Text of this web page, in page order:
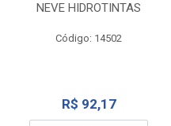
NEVE HIDROTINTAS
Código: 14502
R$ 92,17